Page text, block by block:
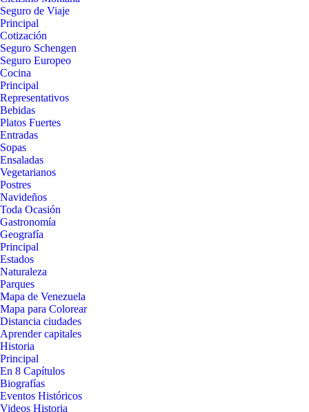
Seguro de Viaje
Principal
Cotización
Seguro Schengen
Seguro Europeo
Cocina
Principal
Representativos
Bebidas
Platos Fuertes
Entradas
Sopas
Ensaladas
Vegetarianos
Postres
Navideños
Toda Ocasión
Gastronomía
Geografía
Principal
Estados
Naturaleza
Parques
Mapa de Venezuela
Mapa para Colorear
Distancia ciudades
Aprender capitales
Historia
Principal
En 8 Capítulos
Biografías
Eventos Históricos
Videos Historia